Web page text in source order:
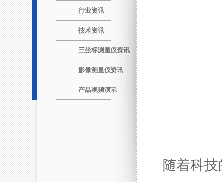
行业资讯
技术资讯
三坐标测量仪资讯
影像测量仪资讯
产品视频演示
随着科